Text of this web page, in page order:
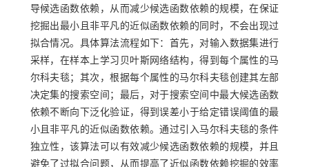
导候选函数依赖，从而减少候选函数依赖的规模，在保证
挖掘出最小且非平凡的近似函数依赖的同时，不会出现过
拟合情况。具体算法流程如下：首先，对输入数据集进行
采样，在样本上学习贝叶斯网络结构，得到每个属性的马
尔科夫毯；其次，根据每个属性的马尔科夫毯创建其左部
决定集的搜索空间；最后，对于搜索空间中最大候选函数
依赖不断向下泛化验证，得到误差小于给定错误阈值的最
小且非平凡的近似函数依赖。通过引入马尔科夫毯的条件
独立性，该算法可以有效减少候选函数依赖的规模，并且
避免了过拟合问题，从而提高了近似函数依赖挖掘的效率